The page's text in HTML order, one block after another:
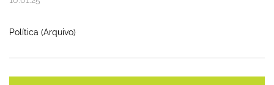
Política (Arquivo)